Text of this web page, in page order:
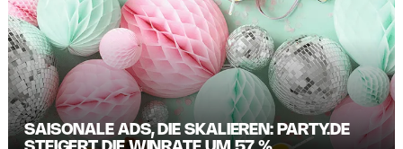
SAISONALE ADS, DIE SKALIEREN: PARTY.DE